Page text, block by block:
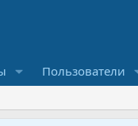
Пользователи